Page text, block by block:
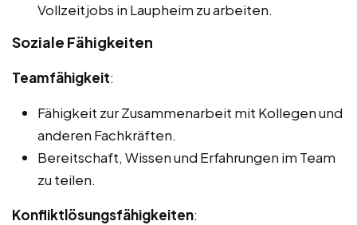
Vollzeitjobs in Laupheim zu arbeiten.
Soziale Fähigkeiten
Teamfähigkeit:
Fähigkeit zur Zusammenarbeit mit Kollegen und
anderen Fachkräften.
Bereitschaft, Wissen und Erfahrungen im Team
zu teilen.
Konfliktlösungsfähigkeiten: